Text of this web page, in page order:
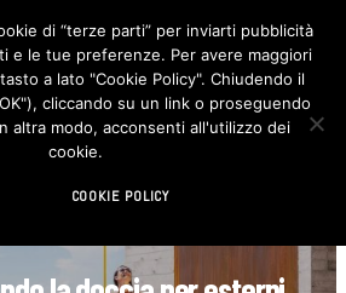
F
c
e
b
o
I
n
s
t
di “terze parti” per inviarti pubblicità
e le tue preferenze. Per avere maggiori
a lato "Cookie Policy". Chiudendo il
cliccando su un link o proseguendo
altra modo, acconsenti all'utilizzo dei
cookie.
COOKIE POLICY